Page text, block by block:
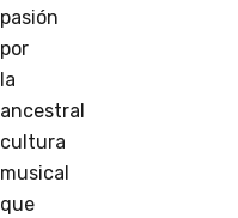
pasión
por
la
ancestral
cultura
musical
que